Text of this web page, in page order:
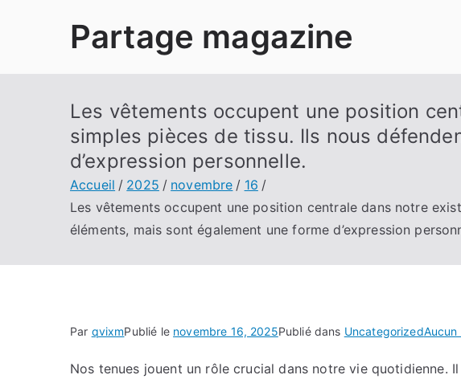
Partage magazine
Les vêtements occupent une position
simples pièces de tissu. Ils nous
d’expression personnelle.
Accueil 2025 novembre
16
Les vêtements occupent une position centrale dans notre
éléments, mais sont également une forme d’expression
Par qvixmPublié le novembre 16, 2025Publié dans UncategorizedAucun
Nos tenues jouent un rôle crucial dans notre vie quotidienne.